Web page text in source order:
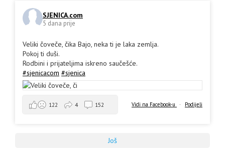
SJENICA.com
5 dana prije
Veliki čoveče, čika Bajo, neka ti je laka zemlja.
Pokoj ti duši.
Rodbini i prijateljima iskreno saučešće.
#sjenicacom #sjenica
Vidi na Facebook-u · Podijeli
122 4 152
Još